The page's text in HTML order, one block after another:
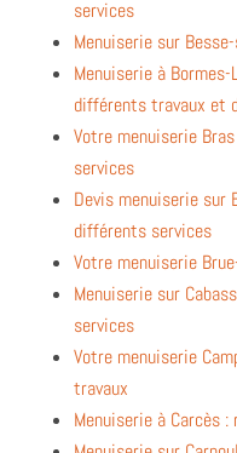
services
Menuiserie sur
Menuiserie à
différents travaux et
Votre menuiserie
services
Devis menuiserie sur
différents services
Votre menuiserie
Menuiserie sur
services
Votre menuiserie
travaux
Menuiserie à Carcès